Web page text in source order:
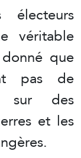
véritable
que
pas de
sur des
et les